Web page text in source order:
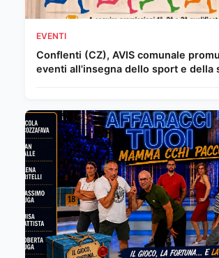
EVENTI
Conflenti (CZ), AVIS comunale
eventi all'insegna dello sport e della